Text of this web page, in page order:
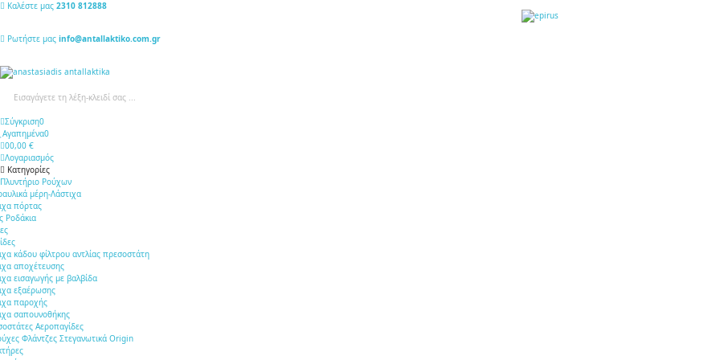
Καλέστε μας 2310 812888
Ρωτήστε μας info@antallaktiko.com.gr
Σύγκριση0
Αγαπημένα0
00,00 €
Λογαριασμός
Κατηγορίες
Πλυντήριο Ρούχων
μέρη-Λάστιχα
πόρτας
Ροδάκια
κάδου φίλτρου αντλίας πρεσοστάτη
αποχέτευσης
εισαγωγής με βαλβίδα
εξαέρωσης
παροχής
σαπουνοθήκης
Αεροπαγίδες
Φλάντζες Στεγανωτικά Origin